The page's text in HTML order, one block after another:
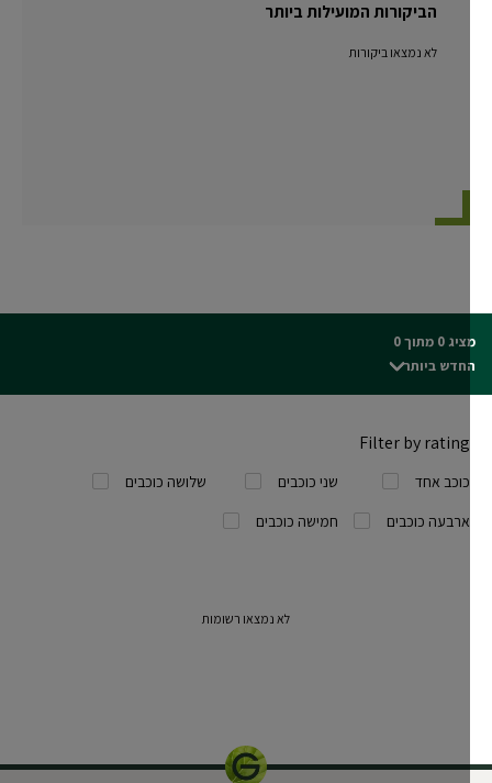
הביקורות המועילות ביותר
לא נמצאו ביקורות
0 מתוך 0
ביותר
Filter by rating
כוכב אחד שני כוכבים
שלושה כוכבים
ארבעה כוכבים
חמישה כוכבים
לא נמצאו רשומות